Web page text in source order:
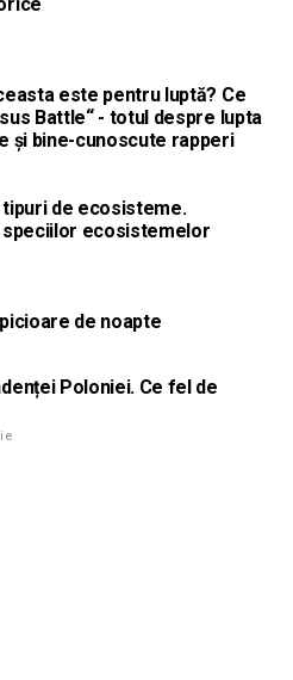
este pentru luptă? Ce
Battle“ - totul despre lupta
și bine-cunoscute rapperi
de ecosisteme.
ecosistemelor
de noapte
Poloniei. Ce fel de